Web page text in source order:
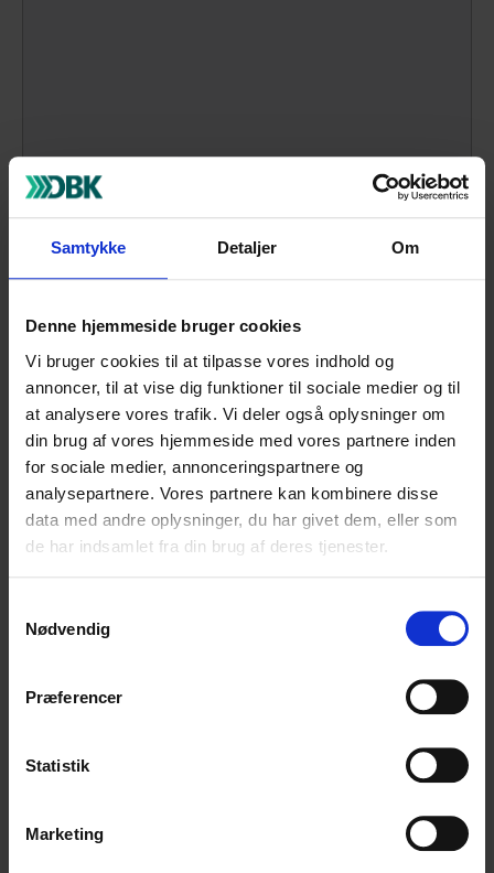
Samtykke Detaljer Om
Denne hjemmeside bruger cookies
Vi bruger cookies til at tilpasse vores indhold og
annoncer, til at vise dig funktioner til sociale medier og til
at analysere vores trafik. Vi deler også oplysninger om
din brug af vores hjemmeside med vores partnere inden
for sociale medier, annonceringspartnere og
analysepartnere. Vores partnere kan kombinere disse
data med andre oplysninger, du har givet dem, eller som
de har indsamlet fra din brug af deres tjenester.
Nødvendig
Præferencer
Statistik
Marketing
Tilbage til kontaktsiden
Slip fil her eller
Vælg filer
Accepterede filtyper: avi, csv, doc, docx, gif, jpg, mov,
mp4, pdf, png, ppt, pptx, txt, xls, xlsx, Maks. filstørrelse:
30 MB, Maks. antal filer: 12.